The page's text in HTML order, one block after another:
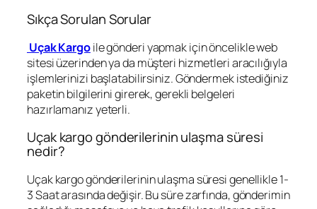
Sıkça Sorulan Sorular
Uçak Kargoile gönderi yapmak için öncelikle web
sitesi üzerinden ya da müşteri hizmetleri aracılığıyla
işlemlerinizi başlatabilirsiniz. Göndermek istediğiniz
paketin bilgilerini girerek, gerekli belgeleri
hazırlamanız yeterli.
Uçak kargo gönderilerinin ulaşma süresi
nedir?
Uçak kargo gönderilerinin ulaşma süresi genellikle 1-
3 Saat arasında değişir. Bu süre zarfında, gönderimin